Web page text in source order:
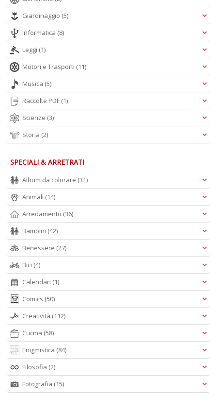
Giardinaggio (5)
Informatica (8)
Leggi (1)
Motori e Trasporti (11)
Musica (5)
Raccolte PDF (1)
Scienze (3)
Storia (2)
SPECIALI & ARRETRATI
Album da colorare (31)
Animali (14)
Arredamento (36)
Bambini (42)
Benessere (27)
Bici (4)
Calendari (1)
Comics (50)
Creatività (112)
Cucina (58)
Enigmistica (84)
Filosofia (2)
Fotografia (15)